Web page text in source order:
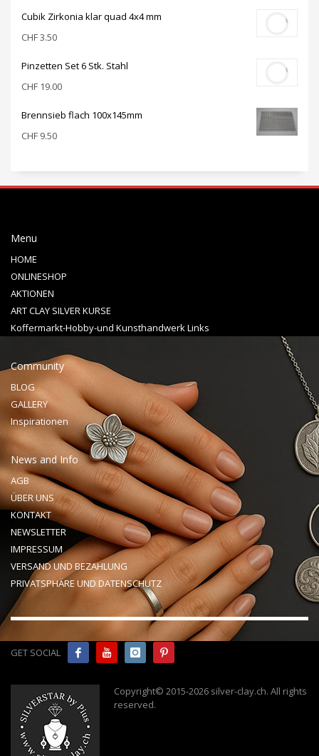
Cubik Zirkonia klar quad 4x4 mm
CHF3.50
Pinzetten Set 6 Stk. Stahl
CHF 19.00
Brennsieb flach 100x145mm
CHF 9.50
Menu
HOME
ONLINESHOP
AKTIONEN
ART CLAY SILVER KURSE
Koffermarkt-Hobby-und Kunsthandwerk Links
Community
BLOG
GALLERY
Inspirationen
News and Info
AGB
ÜBER UNS
KONTAKT
NEWSLETTER
IMPRESSUM
VERSAND UND BEZAHLUNG
PRIVATSPHÄRE UND DATENSCHUTZ
GET SOCIAL
Copyright© 2015-2026 silver-clay.ch. All rights
reserved.